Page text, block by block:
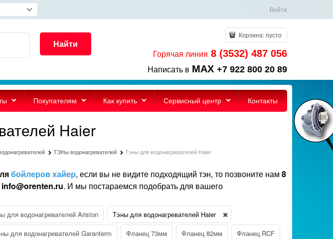
Войти
Найти
Корзина:пусто
Горячая линия 8 (3532) 487 056
Написать в MAX +7 922 800 20 89
Покупателям Как купить Сервисный центр Контакты
Haier
ТЭНы водонагревателей Тэны для водонагревателей Haier
бойлеров хайер, если вы не видите подходящий тэн, то позвоните нам 8
info@orenten.ru. И мы постараемся подобрать для вашего
для водонагревателей Ariston
Тэны для водонагревателей Haier
для водонагревателей Garanterm Фланец 73мм Фланец 82мм
Фланец RCF